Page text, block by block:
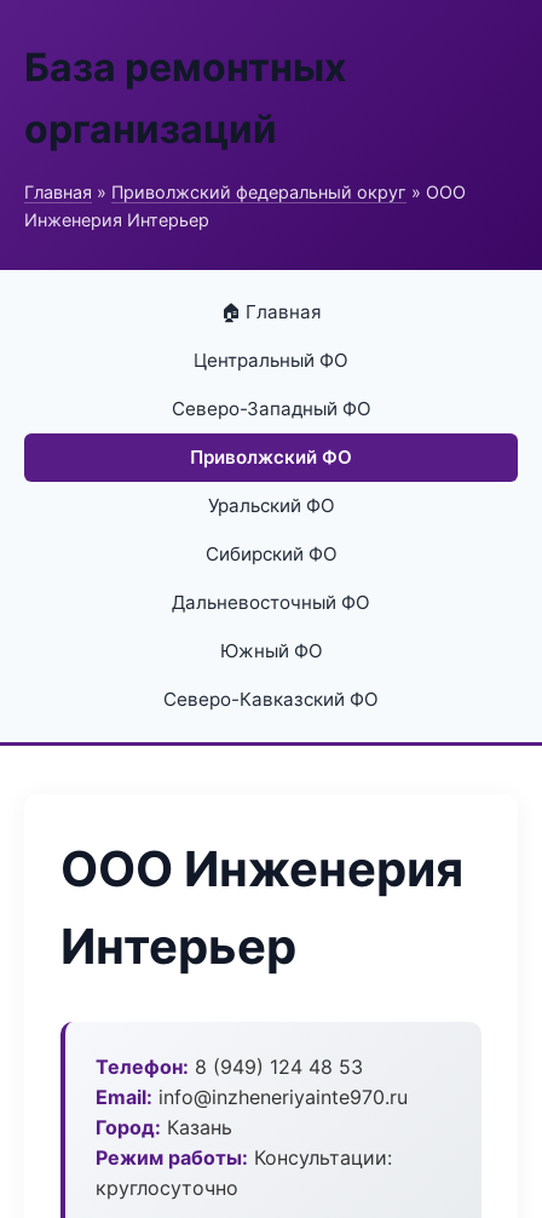
База ремонтных
организаций
Главная » Приволжский федеральный округ » ООО
Инженерия Интерьер
🏠 Главная
Центральный ФО
Северо-Западный ФО
Приволжский ФО
Уральский ФО
Сибирский ФО
Дальневосточный ФО
Южный ФО
Северо-Кавказский ФО
ООО Инженерия
Интерьер
Телефон: 8 (949) 124 48 53
Email: info@inzheneriyainte970.ru
Город: Казань
Режим работы: Консультации:
круглосуточно